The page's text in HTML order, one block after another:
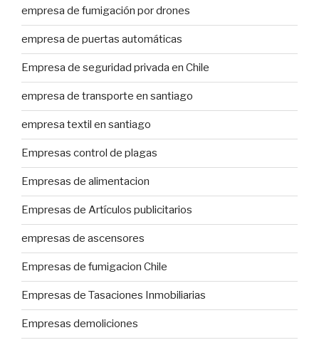
empresa de fumigación por drones
empresa de puertas automáticas
Empresa de seguridad privada en Chile
empresa de transporte en santiago
empresa textil en santiago
Empresas control de plagas
Empresas de alimentacion
Empresas de Artículos publicitarios
empresas de ascensores
Empresas de fumigacion Chile
Empresas de Tasaciones Inmobiliarias
Empresas demoliciones